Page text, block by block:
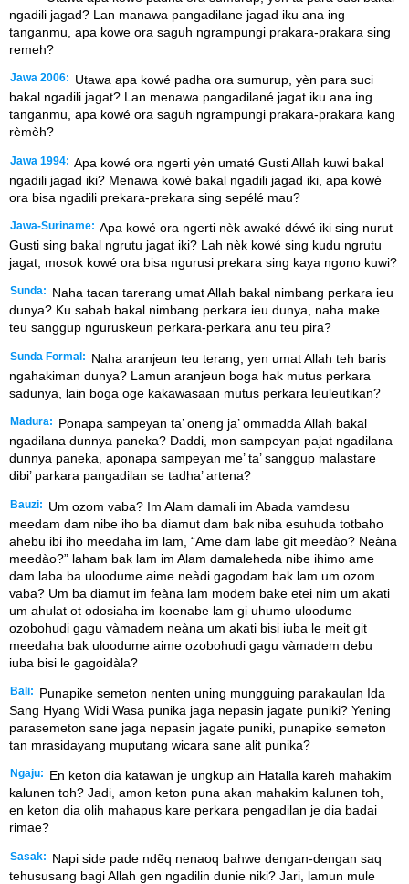
ngadili jagad? Lan manawa pangadilane jagad iku ana ing
tanganmu, apa kowe ora saguh ngrampungi prakara-prakara sing
remeh?
Jawa 2006:
Utawa apa kowé padha ora sumurup, yèn para suci
bakal ngadili jagat? Lan menawa pangadilané jagat iku ana ing
tanganmu, apa kowé ora saguh ngrampungi prakara-prakara kang
rèmèh?
Jawa 1994: Apa kowé ora ngerti yèn umaté Gusti Allah kuwi bakal
ngadili jagad iki? Menawa kowé bakal ngadili jagad iki, apa kowé
ora bisa ngadili prekara-prekara sing sepélé mau?
Jawa-Suriname: Apa kowé ora ngerti nèk awaké déwé iki sing nurut
Gusti sing bakal ngrutu jagat iki? Lah nèk kowé sing kudu ngrutu
jagat, mosok kowé ora bisa ngurusi prekara sing kaya ngono kuwi?
Sunda:
Naha tacan tarerang umat Allah bakal nimbang perkara ieu
dunya? Ku sabab bakal nimbang perkara ieu dunya, naha make
teu sanggup nguruskeun perkara-perkara anu teu pira?
Sunda Formal:
Naha aranjeun teu terang, yen umat Allah teh baris
ngahakiman dunya? Lamun aranjeun boga hak mutus perkara
sadunya, lain boga oge kakawasaan mutus perkara leuleutikan?
Madura:
Ponapa sampeyan ta’ oneng ja’ ommadda Allah bakal
ngadilana dunnya paneka? Daddi, mon sampeyan pajat ngadilana
dunnya paneka, aponapa sampeyan me’ ta’ sanggup malastare
dibi’ parkara pangadilan se tadha’ artena?
Bauzi:
Um ozom vaba? Im Alam damali im Abada vamdesu
meedam dam nibe iho ba diamut dam bak niba esuhuda totbaho
ahebu ibi iho meedaha im lam, “Ame dam labe git meedào? Neàna
meedào?” laham bak lam im Alam damaleheda nibe ihimo ame
dam laba ba uloodume aime neàdi gagodam bak lam um ozom
vaba? Um ba diamut im feàna lam modem bake etei nim um akati
um ahulat ot odosiaha im koenabe lam gi uhumo uloodume
ozobohudi gagu vàmadem neàna um akati bisi iuba le meit git
meedaha bak uloodume aime ozobohudi gagu vàmadem debu
iuba bisi le gagoidàla?
Bali:
Punapike semeton nenten uning mungguing parakaulan Ida
Sang Hyang Widi Wasa punika jaga nepasin jagate puniki? Yening
parasemeton sane jaga nepasin jagate puniki, punapike semeton
tan mrasidayang muputang wicara sane alit punika?
Ngaju:
En keton dia katawan je ungkup ain Hatalla kareh mahakim
kalunen toh? Jadi, amon keton puna akan mahakim kalunen toh,
en keton dia olih mahapus kare perkara pengadilan je dia badai
rimae?
Sasak:
Napi side pade ndẽq nenaoq bahwe dengan-dengan saq
tehususang bagi Allah gen ngadilin dunie niki? Jari, lamun mule